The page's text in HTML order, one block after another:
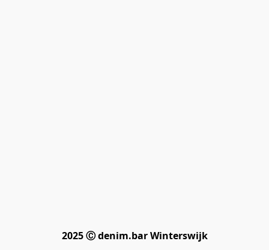
2025 Ⓒ denim.bar Winterswijk